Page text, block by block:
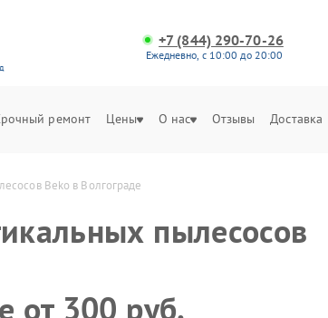
+7 (844) 290-70-26
Ежедневно, с 10:00 до 20:00
ремонт Цены О нас Отзывы Доставка
Beko в Волгограде
пылесосов
от 300 руб.